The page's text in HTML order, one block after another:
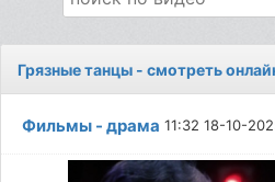
Грязные танцы - смотреть
Фильмы - драма 11:32 18-10-